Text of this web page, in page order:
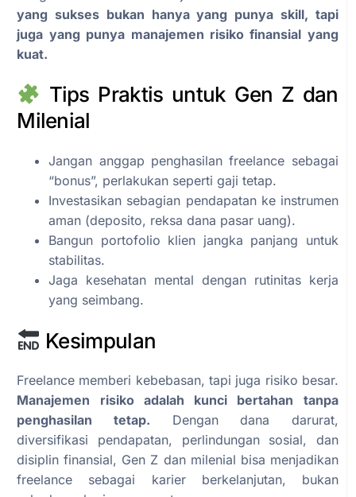
yang sukses bukan hanya yang punya skill, tapi
juga yang punya manajemen risiko finansial yang
kuat.
Tips Praktis untuk Gen Z dan
Milenial
Jangan anggap penghasilan freelance sebagai
“bonus”, perlakukan seperti gaji tetap.
Investasikan sebagian pendapatan ke instrumen
aman (deposito, reksa dana pasar uang).
Bangun portofolio klien jangka panjang untuk
stabilitas.
Jaga kesehatan mental dengan rutinitas kerja
yang seimbang.
Kesimpulan
Freelance memberi kebebasan, tapi juga risiko besar.
Manajemen risiko adalah kunci bertahan tanpa
penghasilan tetap. Dengan dana darurat,
diversifikasi pendapatan, perlindungan sosial, dan
disiplin finansial, Gen Z dan milenial bisa menjadikan
freelance sebagai karier berkelanjutan, bukan